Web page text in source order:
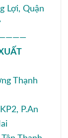
Lợi, Quận
Thạnh
P.An